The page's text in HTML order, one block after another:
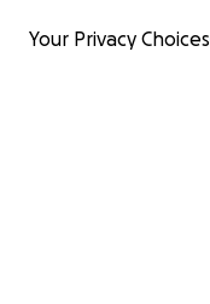
Your Privacy Choices